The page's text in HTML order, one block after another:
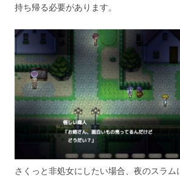
持ち帰る必要があります。
さくっと非処女にしたい場合、夜のスラム